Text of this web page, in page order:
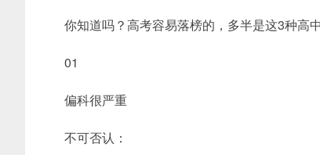
你知道吗？高考容易落榜的，多半是这3种高
01
偏科很严重
不可否认：